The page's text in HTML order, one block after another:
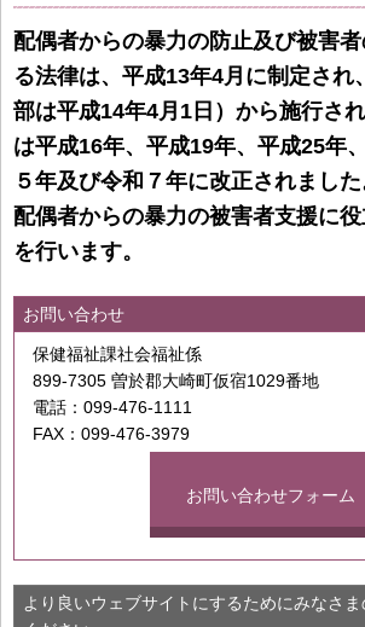
配偶者からの暴力の防止及び被害
る法律は、平成13年4月に制定され
部は平成14年4月1日）から施行さ
は平成16年、平成19年、平成25年
５年及び令和７年に改正されました
配偶者からの暴力の被害者支援に
を行います。
お問い合わせ
保健福祉課社会福祉係
899-7305 曽於郡大崎町仮宿1029番地
電話：099-476-1111
FAX：099-476-3979
お問い合わせフォーム
より良いウェブサイトにするためにみなさ